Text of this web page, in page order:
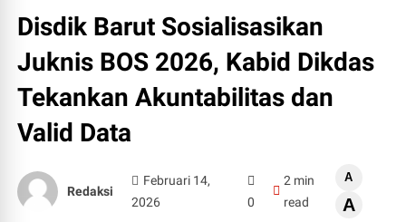
Disdik Barut Sosialisasikan
Juknis BOS 2026, Kabid Dikdas
Tekankan Akuntabilitas dan
Valid Data
Redaksi
Februari 14,
2026
0
2 min
read
A
A